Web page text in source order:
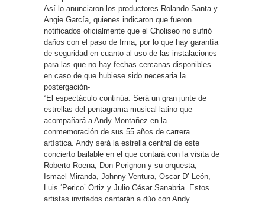
Así lo anunciaron los productores Rolando Santa y
Angie García, quienes indicaron que fueron
notificados oficialmente que el Choliseo no sufrió
daños con el paso de Irma, por lo que hay garantía
de seguridad en cuanto al uso de las instalaciones
para las que no hay fechas cercanas disponibles
en caso de que hubiese sido necesaria la
postergación-
“El espectáculo continúa. Será un gran junte de
estrellas del pentagrama musical latino que
acompañará a Andy Montañez en la
conmemoración de sus 55 años de carrera
artística. Andy será la estrella central de este
concierto bailable en el que contará con la visita de
Roberto Roena, Don Perignon y su orquesta,
Ismael Miranda, Johnny Ventura, Oscar D’ León,
Luis ‘Perico’ Ortiz y Julio César Sanabria. Estos
artistas invitados cantarán a dúo con Andy